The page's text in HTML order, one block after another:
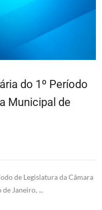
do 1º Período
Municipal de
de Legislatura da Câmara
Janeiro, ...